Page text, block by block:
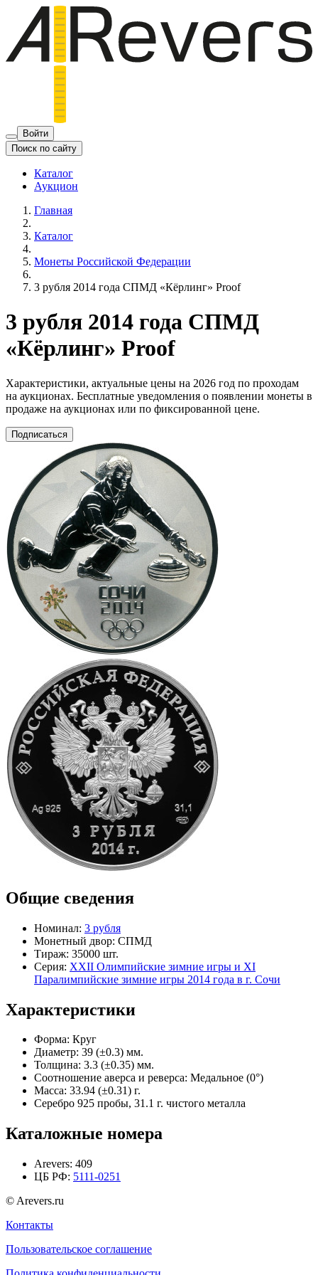
Войти
Поиск по сайту
Каталог
Аукцион
Главная
Каталог
Монеты Российской Федерации
3 рубля 2014 года СПМД «Кёрлинг» Proof
3 рубля 2014 года СПМД
«Кёрлинг» Proof
Характеристики, актуальные цены на 2026 год по проходам
на аукционах. Бесплатные уведомления о появлении монеты в
продаже на аукционах или по фиксированной цене.
Подписаться
Общие сведения
Номинал: 3 рубля
Монетный двор: СПМД
Тираж: 35000 шт.
Серия: XXII Олимпийские зимние игры и XI
Паралимпийские зимние игры 2014 года в г. Сочи
Характеристики
Форма: Круг
Диаметр: 39 (±0.3) мм.
Толщина: 3.3 (±0.35) мм.
Соотношение аверса и реверса: Медальное (0°)
Масса: 33.94 (±0.31) г.
Серебро 925 пробы, 31.1 г. чистого металла
Каталожные номера
Arevers: 409
ЦБ РФ: 5111-0251
© Arevers.ru
Контакты
Пользовательское соглашение